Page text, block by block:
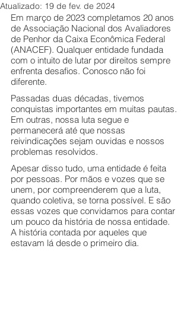
Atualizado: 19 de fev. de 2024
Em março de 2023 completamos 20 anos
de Associação Nacional dos Avaliadores
de Penhor da Caixa Econômica Federal
(ANACEF). Qualquer entidade fundada
com o intuito de lutar por direitos sempre
enfrenta desafios. Conosco não foi
diferente.
Passadas duas décadas, tivemos
conquistas importantes em muitas pautas.
Em outras, nossa luta segue e
permanecerá até que nossas
reivindicações sejam ouvidas e nossos
problemas resolvidos.
Apesar disso tudo, uma entidade é feita
por pessoas. Por mãos e vozes que se
unem, por compreenderem que a luta,
quando coletiva, se torna possível. E são
essas vozes que convidamos para contar
um pouco da história de nossa entidade.
A história contada por aqueles que
estavam lá desde o primeiro dia.